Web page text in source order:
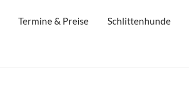
Termine & Preise Schlittenhunde